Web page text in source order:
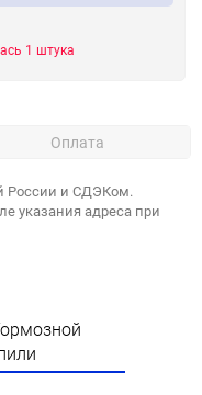
1 штука
Оплата
России и СДЭКом.
указания адреса при